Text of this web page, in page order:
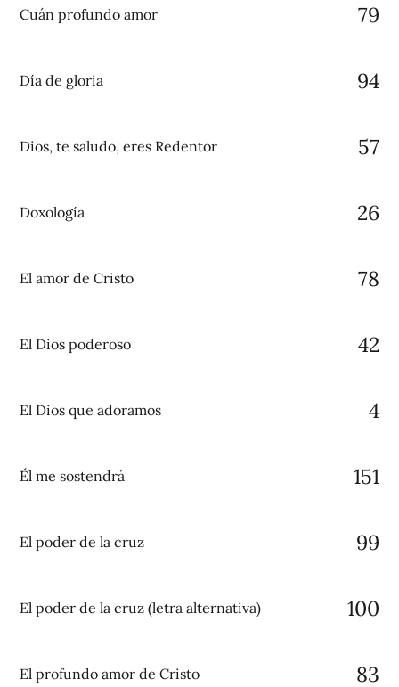
Cuán profundo amor 79
Día de gloria 94
Dios, te saludo, eres Redentor 57
Doxología 26
El amor de Cristo 78
El Dios poderoso 42
El Dios que adoramos 4
Él me sostendrá 151
El poder de la cruz 99
El poder de la cruz (letra alternativa) 100
El profundo amor de Cristo 83